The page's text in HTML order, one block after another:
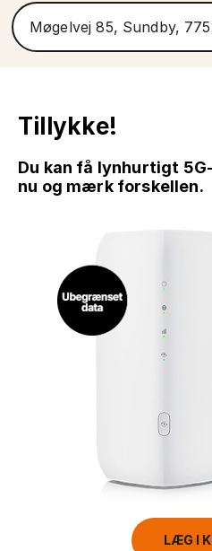
Tillykke!
Du kan få lynhurtigt
nu og mærk forskellen.
LÆG I